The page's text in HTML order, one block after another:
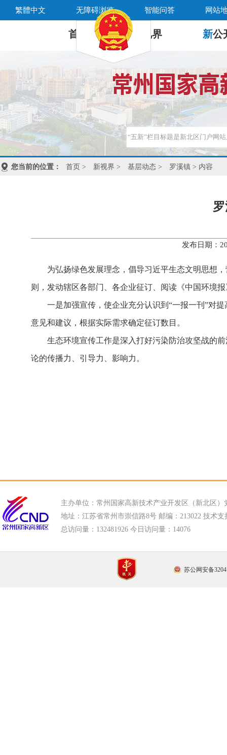
繁體中文 无障碍浏览 智能问答 网站
首 页 新 视界 新公
您当前的位置： 首页 > 新视界 > 基层动态 > 罗溪镇 > 内容
发布日期：
为弘扬绿色发展理念，倡导习近平生态文明思想
则，发动辖区各部门、各企业征订、阅读《中国环境
一是加强宣传，使企业充分认识到“一报一刊”对
意见和建议，根据实际需求确定征订数目。
生态环境宣传工作是深入打好污染防治攻坚战的
论的传播力、引导力、影响力。
主办单位：常州国家高新技术产业开发区（新北区）
地址：江苏省常州市崇信路8号 邮编：213022 技术支
总访问量： 132481926 今日访问量： 14076
苏公网安备